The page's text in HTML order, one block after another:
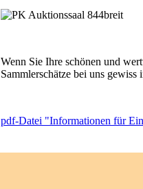
Wenn Sie Ihre schönen und
Sammlerschätze bei uns gewiss
pdf-Datei "Informationen für